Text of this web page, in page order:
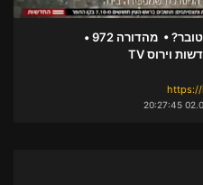
מה קרה ב-7 לאוקטובר? • מהדורה 972 •